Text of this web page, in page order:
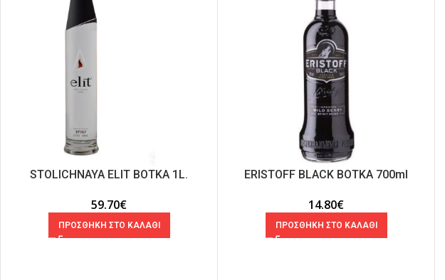
STOLICHNAYA ELIT ΒΟΤΚΑ 1L.
59.70€
ΠΡΟΣΘΗΚΗ ΣΤΟ ΚΑΛΑΘΙ
ERISTOFF BLACK ΒΟΤΚΑ 700ml
14.80€
ΠΡΟΣΘΗΚΗ ΣΤΟ ΚΑΛΑΘΙ